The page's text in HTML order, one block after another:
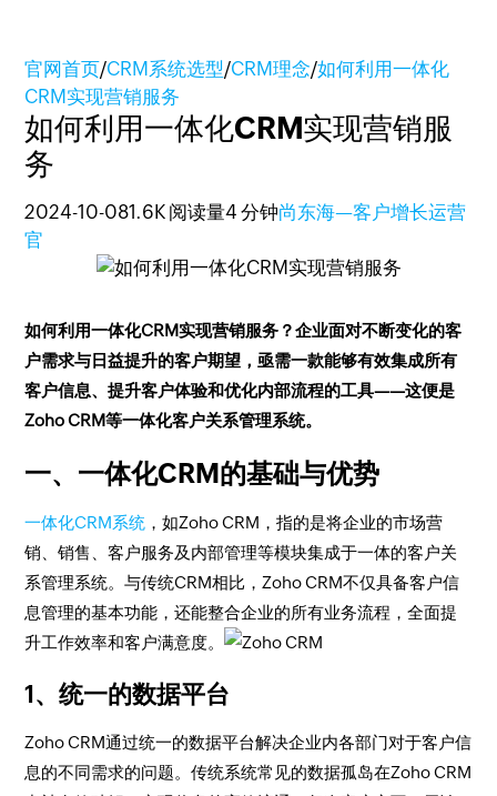
官网首页/CRM系统选型/CRM理念/如何利用一体化
CRM实现营销服务
如何利用一体化CRM实现营销服
务
2024-10-081.6K 阅读量4 分钟尚东海—客户增长运营
官
如何利用一体化CRM实现营销服务？企业面对不断变化的客
户需求与日益提升的客户期望，亟需一款能够有效集成所有
客户信息、提升客户体验和优化内部流程的工具——这便是
Zoho CRM等一体化客户关系管理系统。
一、一体化CRM的基础与优势
一体化CRM系统 ，如Zoho CRM，指的是将企业的市场营
销、销售、客户服务及内部管理等模块集成于一体的客户关
系管理系统。与传统CRM相比，Zoho CRM不仅具备客户信
息管理的基本功能，还能整合企业的所有业务流程，全面提
升工作效率和客户满意度。
1、统一的数据平台
Zoho CRM通过统一的数据平台解决企业内各部门对于客户信
息的不同需求的问题。传统系统常见的数据孤岛在Zoho CRM